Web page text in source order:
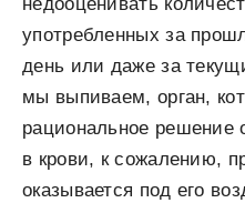
недооценивать
употребленных за
день или даже за
мы выпиваем, орган,
рациональное решение
в крови, к сожалению,
оказывается под его